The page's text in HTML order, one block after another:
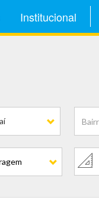
Institucional